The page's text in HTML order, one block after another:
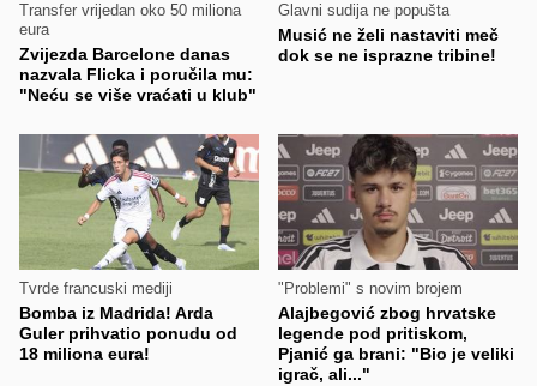
Transfer vrijedan oko 50 miliona
eura
Zvijezda Barcelone danas
nazvala Flicka i poručila mu:
"Neću se više vraćati u klub"
Glavni sudija ne popušta
Musić ne želi nastaviti meč
dok se ne isprazne tribine!
Tvrde francuski mediji
Bomba iz Madrida! Arda
Guler prihvatio ponudu od
18 miliona eura!
"Problemi" s novim brojem
Alajbegović zbog hrvatske
legende pod pritiskom,
Pjanić ga brani: "Bio je veliki
igrač, ali..."